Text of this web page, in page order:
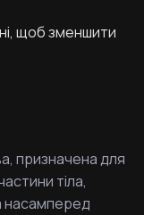
щоб зменшити
призначена для
тіла,
насамперед